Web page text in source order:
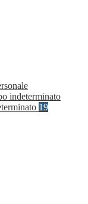
indeterminato
19